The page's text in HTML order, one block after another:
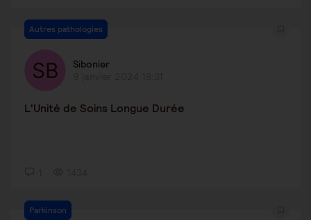
Autres pathologies
Sibonier
L'Unité de Soins Longue Durée
Parkinson